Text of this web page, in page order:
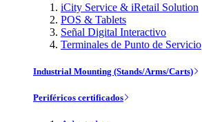
iCity Service & iRetail Solution
POS & Tablets
Señal Digital Interactivo
Terminales de Punto de Servicio
Industrial Mounting (Stands/Arms/Carts)
Periféricos certificados